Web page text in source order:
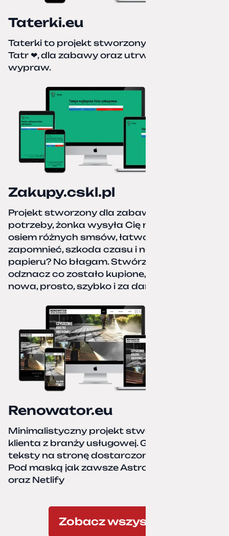
Taterki.eu
Taterki to projekt stworzony z miłości do
Tatr ❤, dla zabawy oraz utrwalenia naszych
wypraw.
Zakupy.cskl.pl
Projekt stworzony dla zabawy i realnej
potrzeby, żonka wysyła Cię na zakupy,
osiem różnych smsów, łatwo coś pominać,
zapomnieć, szkoda czasu i nerwów. Kartka
papieru? No błagam. Stwórz listę zakupów,
odznacz co zostało kupione, zacznij od
nowa, prosto, szybko i za darmo.
Renowator.eu
Minimalistyczny projekt stworzony dla
klienta z branży usługowej. Grafiki oraz
teksty na stronę dostarczone przez klienta.
Pod maską jak zawsze Astro, TailwindCSS,
oraz Netlify
Zobacz wszystkie